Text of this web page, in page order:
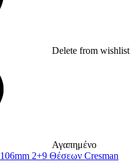
Delete from wishlist
Αγαπημένο
2+9 Θέσεων Cresman